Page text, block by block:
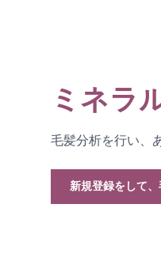
ミネラ
毛髪分析を行い、
新規登録をして